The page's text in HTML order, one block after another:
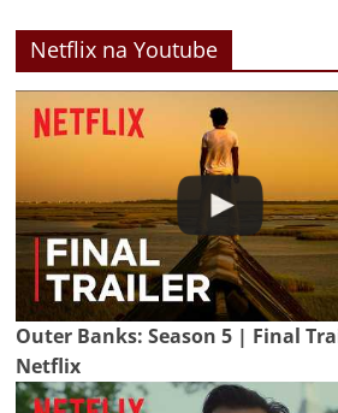
Netflix na Youtube
Outer Banks: Season 5 | Final
Netflix